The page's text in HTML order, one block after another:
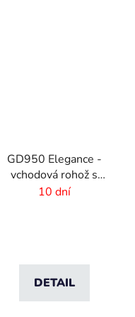
GD950 Elegance -
vchodová rohož s
digitálnou potlačou - 6
10 dní
DETAIL